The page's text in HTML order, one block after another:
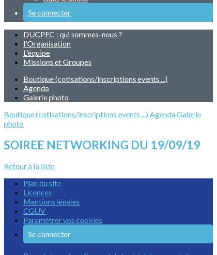
Se connecter
DUCPEC : qui sommes-nous ?
l'Organisation
L'équipe
Missions et Groupes
Boutique (cotisations/inscriptions events ...)
Agenda
Galerie photo
Boutique (cotisations/inscriptions events ...) AgendaGalerie
photo
SOIREE NETWORKING DU 19/09/19
Retour à la liste
Plan du site
Licences
Mentions légales
CGUV
Paramétrer vos cookies
Se connecter